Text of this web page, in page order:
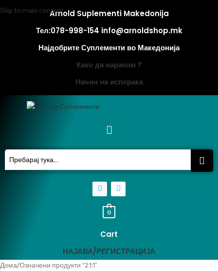
Skip to main contentArnold Suplementi Makedonija
Тел:078-998-154 info@arnoldshop.mk
Најдобрите Суплементи во Македонија
Како да нарачам ?
Начин на испорака
0
Cart
НАЈАВА/РЕГИСТРАЦИЈА
Дома Означени продукти “2:1:1”